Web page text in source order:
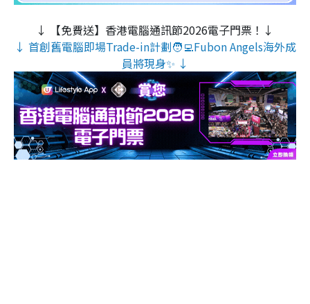
↓ 【免費送】香港電腦通訊節2026電子門票！↓
↓ 首創舊電腦即場Trade-in計劃🧑‍💻Fubon Angels海外成
員將現身✨ ↓